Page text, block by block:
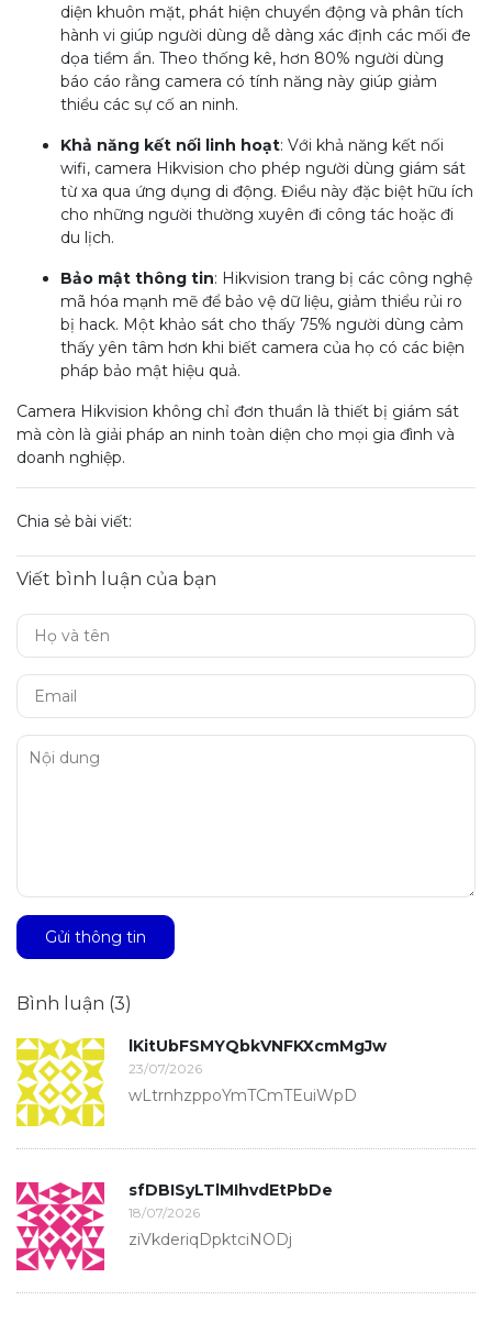
diện khuôn mặt, phát hiện chuyển động và phân tích
hành vi giúp người dùng dễ dàng xác định các mối đe
dọa tiềm ẩn. Theo thống kê, hơn 80% người dùng
báo cáo rằng camera có tính năng này giúp giảm
thiểu các sự cố an ninh.
Khả năng kết nối linh hoạt: Với khả năng kết nối
wifi, camera Hikvision cho phép người dùng giám sát
từ xa qua ứng dụng di động. Điều này đặc biệt hữu ích
cho những người thường xuyên đi công tác hoặc đi
du lịch.
Bảo mật thông tin: Hikvision trang bị các công nghệ
mã hóa mạnh mẽ để bảo vệ dữ liệu, giảm thiểu rủi ro
bị hack. Một khảo sát cho thấy 75% người dùng cảm
thấy yên tâm hơn khi biết camera của họ có các biện
pháp bảo mật hiệu quả.
Camera Hikvision không chỉ đơn thuần là thiết bị giám sát
mà còn là giải pháp an ninh toàn diện cho mọi gia đình và
doanh nghiệp.
Chia sẻ bài viết:
Viết bình luận của bạn
Gửi thông tin
Bình luận (3)
lKitUbFSMYQbkVNFKXcmMgJw
23/07/2026
wLtrnhzppoYmTCmTEuiWpD
sfDBISyLTlMIhvdEtPbDe
18/07/2026
ziVkderiqDpktciNODj